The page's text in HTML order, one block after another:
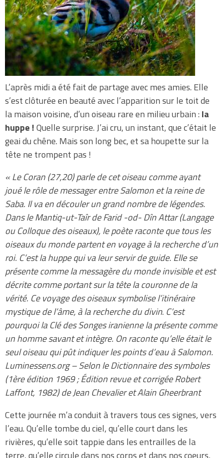
L’après midi a été fait de partage avec mes amies. Elle
s’est clôturée en beauté avec l’apparition sur le toit de
la maison voisine, d’un oiseau rare en milieu urbain : la
huppe !Quelle surprise. J’ai cru, un instant, que c’était le
geai du chêne. Mais son long bec, et sa houpette sur la
tête ne trompent pas !
« Le Coran (27,20) parle de cet oiseau comme ayant
joué le rôle de messager entre Salomon et la reine de
Saba. Il va en découler un grand nombre de légendes.
Dans le Mantiq-ut-Taîr de Farid -od- Dîn Attar (Langage
ou Colloque des oiseaux), le poète raconte que tous les
oiseaux du monde partent en voyage à la recherche d’un
roi. C’est la huppe qui va leur servir de guide. Elle se
présente comme la messagère du monde invisible et est
décrite comme portant sur la tête la couronne de la
vérité. Ce voyage des oiseaux symbolise l’itinéraire
mystique de l’âme, à la recherche du divin. C’est
pourquoi la Clé des Songes iranienne la présente comme
un homme savant et intègre. On raconte qu’elle était le
seul oiseau qui pût indiquer les points d’eau à Salomon.
Luminessens.org – Selon le Dictionnaire des symboles
(1ère édition 1969 ; Édition revue et corrigée Robert
Laffont, 1982) de Jean Chevalier et Alain Gheerbrant
Cette journée m’a conduit à travers tous ces signes, vers
l’eau. Qu’elle tombe du ciel, qu’elle court dans les
rivières, qu’elle soit tappie dans les entrailles de la